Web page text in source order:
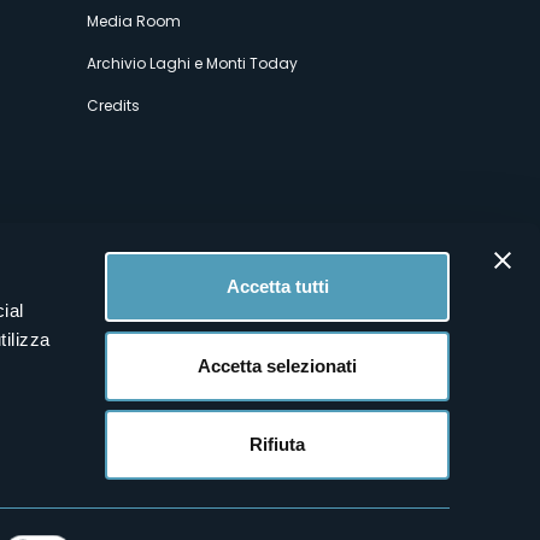
Accetta tutti
Accetta selezionati
Rifiuta
Media Room
Archivio Laghi e Monti Today
Credits